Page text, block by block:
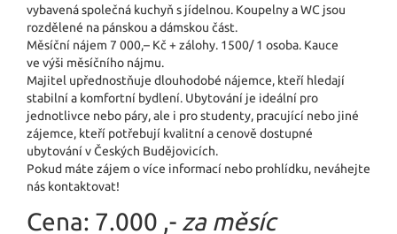
vybavená společná kuchyň s jídelnou. Koupelny a WC jsou
rozdělené na pánskou a dámskou část.
Měsíční nájem 7 000,– Kč + zálohy. 1500/ 1 osoba. Kauce
ve výši měsíčního nájmu.
Majitel upřednostňuje dlouhodobé nájemce, kteří hledají
stabilní a komfortní bydlení. Ubytování je ideální pro
jednotlivce nebo páry, ale i pro studenty, pracující nebo jiné
zájemce, kteří potřebují kvalitní a cenově dostupné
ubytování v Českých Budějovicích.
Pokud máte zájem o více informací nebo prohlídku, neváhejte
nás kontaktovat!
Cena: 7.000 ,- za měsíc